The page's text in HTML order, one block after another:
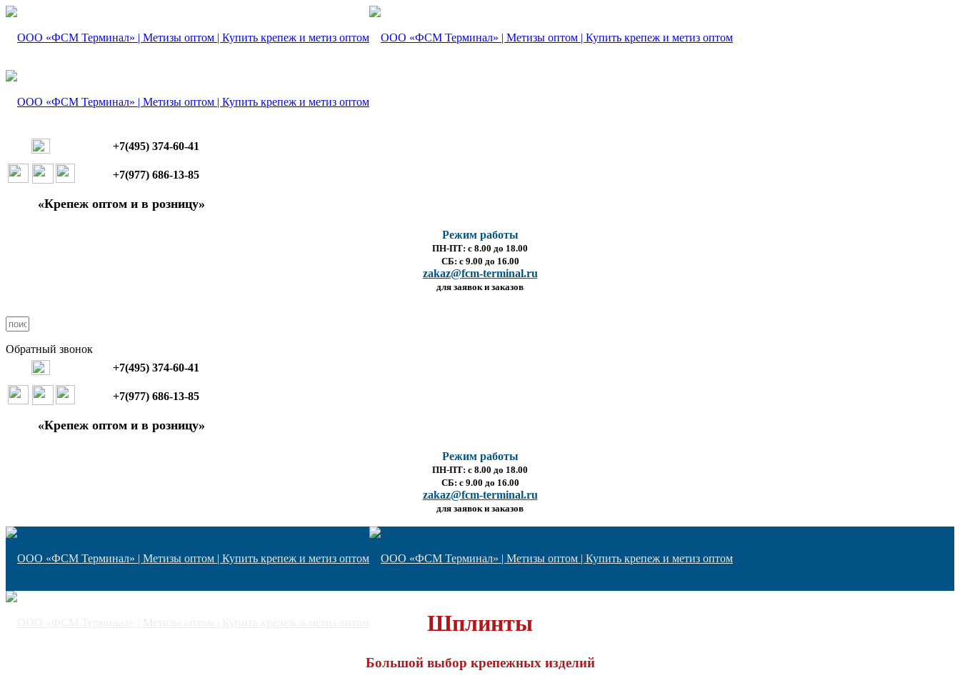
+7(495) 374-60-41
+7(977) 686-13-85
«Крепеж оптом и в розницу»
Режим работы
ПН-ПТ: с 8.00 до 18.00
СБ: с 9.00 до 16.00
zakaz@fcm-terminal.ru
для заявок и заказов
Обратный звонок
+7(495) 374-60-41
+7(977) 686-13-85
«Крепеж оптом и в розницу»
Режим работы
ПН-ПТ: с 8.00 до 18.00
СБ: с 9.00 до 16.00
zakaz@fcm-terminal.ru
для заявок и заказов
Шплинты
Большой выбор крепежных изделий